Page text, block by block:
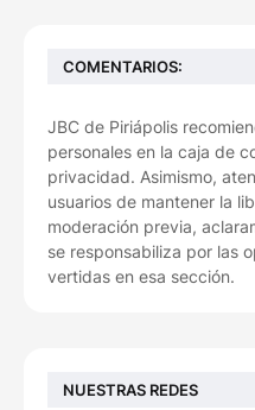
COMENTARIOS:
JBC de Piriápolis
personales en la caja de
privacidad. Asimismo,
usuarios de mantener la
moderación previa,
se responsabiliza por las
vertidas en esa sección.
NUESTRAS REDES